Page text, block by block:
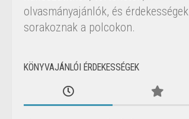
olvasmányajánlók, és érdekességek
sorakoznak a polcokon.
KÖNYVAJÁNLÓI ÉRDEKESSÉGEK